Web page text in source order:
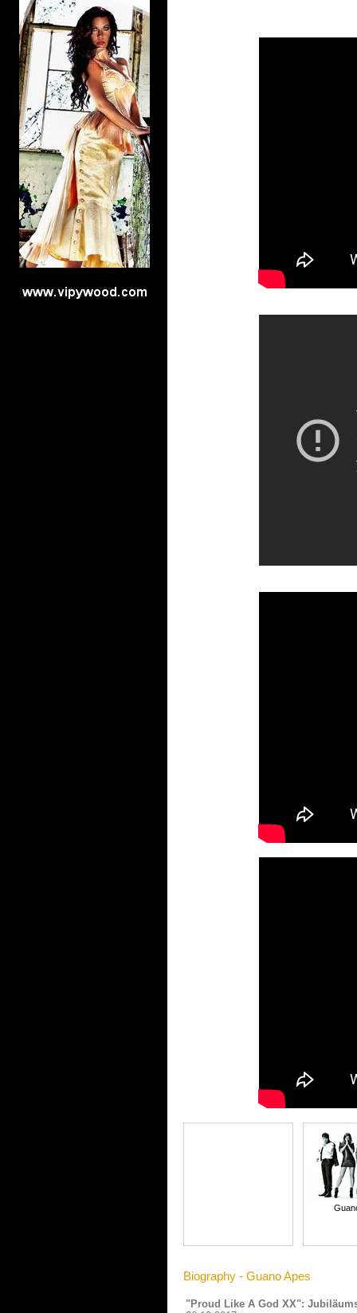
Biography - Guano Apes
"Proud Like A God XX":